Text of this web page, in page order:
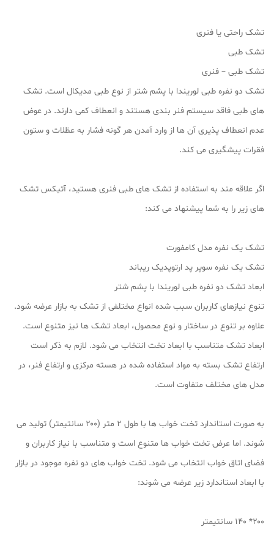
تشک راحتی یا فنری
تشک طبی
تشک طبی – فنری
تشک دو نفره طبی لوریندا با پشم شتر از نوع طبی مدیکال است. تشک
های طبی فاقد سیستم فنر بندی هستند و انعطاف کمی دارند. در عوض
عدم انعطاف پذیری آن ها از وارد آمدن هر گونه فشار به عظلات و ستون
فقرات پیشگیری می کند.
اگر علاقه مند به استفاده از تشک های طبی فنری هستید، آتیکس تشک
های زیر را به شما پیشنهاد می کند:
تشک یک نفره مدل کامفورت
تشک یک نفره سوپر پد ارتوپدیک ریباند
ابعاد تشک دو نفره طبی لوریندا با پشم شتر
تنوع نیازهای کاربران سبب شده انواع مختلفی از تشک به بازار عرضه شود.
علاوه بر تنوع در ساختار و نوع محصول، ابعاد تشک ها نیز متنوع است.
ابعاد تشک متناسب با ابعاد تخت انتخاب می شود. لازم به ذکر است
ارتفاع تشک بسته به مواد استفاده شده در هسته مرکزی و ارتفاع فنر، در
مدل های مختلف متفاوت است.
به صورت استاندارد تخت خواب ها با طول ۲ متر (۲۰۰ سانتیمتر) تولید می
شوند. اما عرض تخت خواب ها متنوع است و متناسب با نیاز کاربران و
فضای اتاق خواب انتخاب می شود. تخت خواب های دو نفره موجود در بازار
با ابعاد استاندارد زیر عرضه می شوند:
۲۰۰* ۱۴۰ سانتیمتر